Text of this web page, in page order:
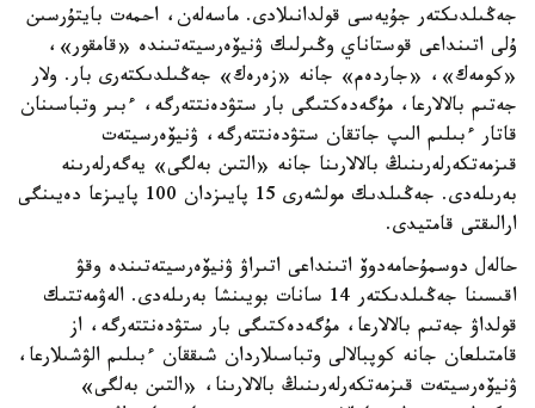
جەڭىلدىكتەر جۇيەسى قولدانىلادى. ماسەلەن، احمەت بايتۇرسىن
ۇلى اتىنداعى قوستاناي وڭىرلىك ۋنيۆەرسيتەتىندە «قامقور»،
«كومەك»، «جاردەم» جانە «زەرەك» جەڭىلدىكتەرى بار. ولار
جەتىم بالالارعا، مۇگەدەكتىگى بار ستۋدەنتتەرگە، ءبىر وتباسىنان
قاتار ءبىلىم الىپ جاتقان ستۋدەنتتەرگە، ۋنيۆەرسيتەت
قىزمەتكەرلەرىنىڭ بالالارىنا جانە «التىن بەلگى» يەگەرلەرىنە
بەرىلەدى. جەڭىلدىك مولشەرى 15 پايىزدان 100 پايىزعا دەيىنگى
ارالىقتى قامتيدى.
حالەل دوسمۇحامەدوۆ اتىنداعى اتىراۋ ۋنيۆەرسيتەتىندە وقۋ
اقىسىنا جەڭىلدىكتەر 14 سانات بويىنشا بەرىلەدى. الەۋمەتتىك
قولداۋ جەتىم بالالارعا، مۇگەدەكتىگى بار ستۋدەنتتەرگە، از
قامتىلعان جانە كوپبالالى وتباسىلاردان شىققان ءبىلىم الۋشىلارعا،
ۋنيۆەرسيتەت قىزمەتكەرلەرىنىڭ بالالارىنا، «التىن بەلگى»